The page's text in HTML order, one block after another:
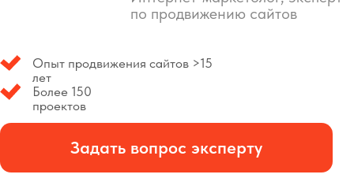
Почему в SEO нет 100% результата и точных сроков
Содержание:
Задать вопрос эксперту